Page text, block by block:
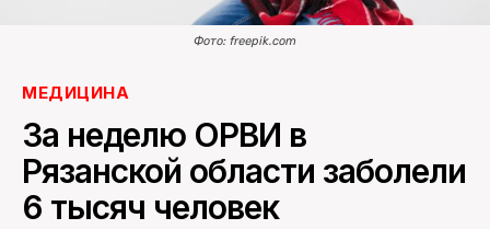
О НАС
ПОИСК ПО САЙТУ
Фото: freepik.com
МЕДИЦИНА
За неделю ОРВИ в
Рязанской области заболели
6 тысяч человек